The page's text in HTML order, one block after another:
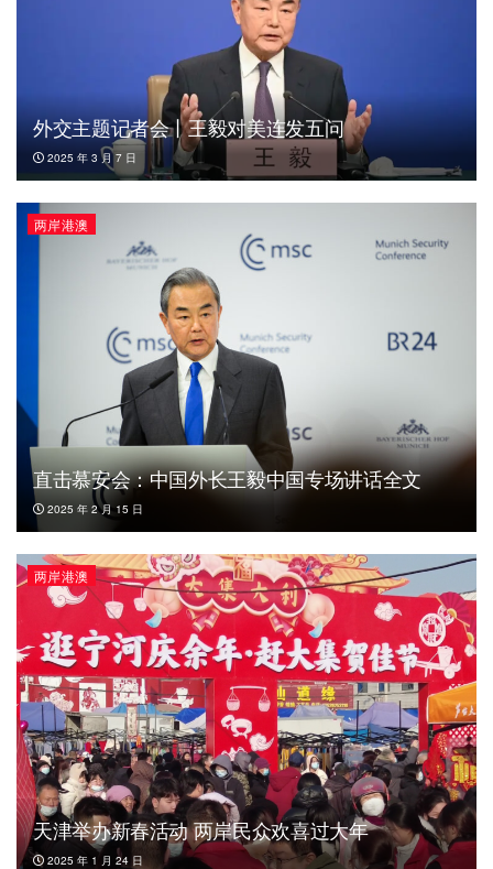
外交主题记者会丨王毅对美连发五问
2025 年 3 月 7 日
两岸港澳
直击慕安会：中国外长王毅中国专场讲话全文
2025 年 2 月 15 日
两岸港澳
天津举办新春活动 两岸民众欢喜过大年
2025 年 1 月 24 日